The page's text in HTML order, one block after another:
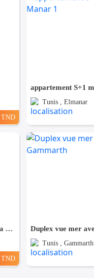
TND
Tunis , Elmanar
À louer – Appartement S+2 - El Medina El Jadida 3 - 98479647
TND
Duplex vue mer
Tunis , Gammarth